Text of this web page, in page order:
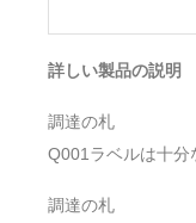
詳しい製品の説明
調達の札
Q001ラベルは十分
調達の札